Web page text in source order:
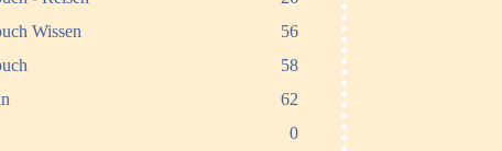
Wissen
56
58
62
0